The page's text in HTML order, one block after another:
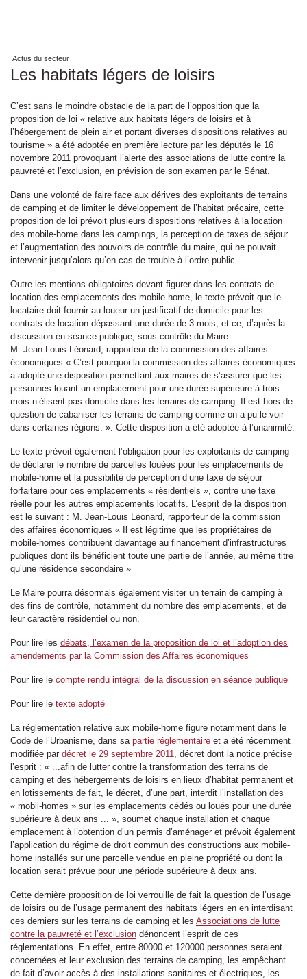
Actus du secteur
Les habitats légers de loisirs
C’est sans le moindre obstacle de la part de l’opposition que la
proposition de loi « relative aux habitats légers de loisirs et à
l’hébergement de plein air et portant diverses dispositions relatives au
tourisme » a été adoptée en première lecture par les députés le 16
novembre 2011 provoquant l’alerte des associations de lutte contre la
pauvreté et l’exclusion, en prévision de son examen par le Sénat.
Dans une volonté de faire face aux dérives des exploitants de terrains
de camping et de limiter le développement de l’habitat précaire, cette
proposition de loi prévoit plusieurs dispositions relatives à la location
des mobile-home dans les campings, la perception de taxes de séjour
et l’augmentation des pouvoirs de contrôle du maire, qui ne pouvait
intervenir jusqu’alors qu’en cas de trouble à l’ordre public.
Outre les mentions obligatoires devant figurer dans les contrats de
location des emplacements des mobile-home, le texte prévoit que le
locataire doit fournir au loueur un justificatif de domicile pour les
contrats de location dépassant une durée de 3 mois, et ce, d’après la
discussion en séance publique, sous contrôle du Maire.
M. Jean-Louis Léonard, rapporteur de la commission des affaires
économiques « C’est pourquoi la commission des affaires économiques
a adopté une disposition permettant aux maires de s’assurer que les
personnes louant un emplacement pour une durée supérieure à trois
mois n’élisent pas domicile dans les terrains de camping. Il est hors de
question de cabaniser les terrains de camping comme on a pu le voir
dans certaines régions. ». Cette disposition a été adoptée à l’unanimité.
Le texte prévoit également l’obligation pour les exploitants de camping
de déclarer le nombre de parcelles louées pour les emplacements de
mobile-home et la possibilité de perception d’une taxe de séjour
forfaitaire pour ces emplacements « résidentiels », contre une taxe
réelle pour les autres emplacements locatifs. L’esprit de la disposition
est le suivant : M. Jean-Louis Léonard, rapporteur de la commission
des affaires économiques « Il est légitime que les propriétaires de
mobile-homes contribuent davantage au financement d’infrastructures
publiques dont ils bénéficient toute une partie de l’année, au même titre
qu’une résidence secondaire »
Le Maire pourra désormais également visiter un terrain de camping à
des fins de contrôle, notamment du nombre des emplacements, et de
leur caractère résidentiel ou non.
Pour lire les débats, l’examen de la proposition de loi et l’adoption des
amendements par la Commission des Affaires économiques
Pour lire le compte rendu intégral de la discussion en séance publique
Pour lire le texte adopté
La réglementation relative aux mobile-home figure notamment dans le
Code de l’Urbanisme, dans sa partie réglementaire et a été récemment
modifiée par décret le 29 septembre 2011, décret dont la notice précise
l’esprit : « ...afin de lutter contre la transformation des terrains de
camping et des hébergements de loisirs en lieux d’habitat permanent et
en lotissements de fait, le décret, d’une part, interdit l’installation des
« mobil-homes » sur les emplacements cédés ou loués pour une durée
supérieure à deux ans ... », soumet chaque installation et chaque
emplacement à l’obtention d’un permis d’aménager et prévoit également
l’application du régime de droit commun des constructions aux mobile-
home installés sur une parcelle vendue en pleine propriété ou dont la
location serait prévue pour une période supérieure à deux ans.
Cette dernière proposition de loi verrouille de fait la question de l’usage
de loisirs ou de l’usage permanent des habitats légers en en interdisant
ces derniers sur les terrains de camping et les Associations de lutte
contre la pauvreté et l’exclusion dénoncent l’esprit de ces
réglementations. En effet, entre 80000 et 120000 personnes seraient
concernées et leur exclusion des terrains de camping, les empêchant
de fait d’avoir accès à des installations sanitaires et électriques, les